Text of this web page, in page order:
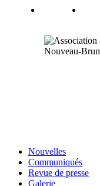
Nouvelles
Communiqués
Revue de presse
Galerie